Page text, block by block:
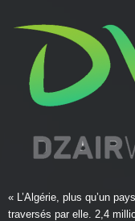
« L’Algérie, plus qu’un
traversés par elle. 2,4